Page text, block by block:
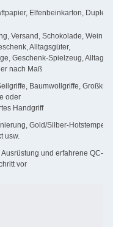
Elfenbeinkarton,
Versand, Schokolade, Wein,
Alltagsgüter,
Geschenk-Spielzeug,
nach Maß
Baumwollgriffe,
oder
Handgriff
Gold/Silber-Hotstempel,
usw.
Ausrüstung und erfahrene QC-
vor